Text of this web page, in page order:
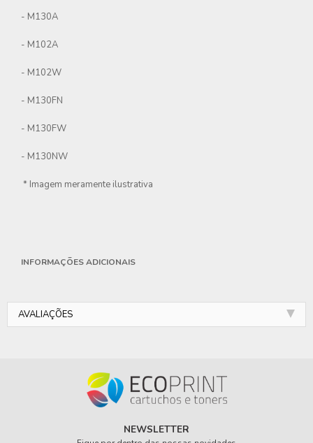
- M130A
- M102A
- M102W
- M130FN
- M130FW
- M130NW
* Imagem meramente ilustrativa
INFORMAÇÕES ADICIONAIS
AVALIAÇÕES
NEWSLETTER